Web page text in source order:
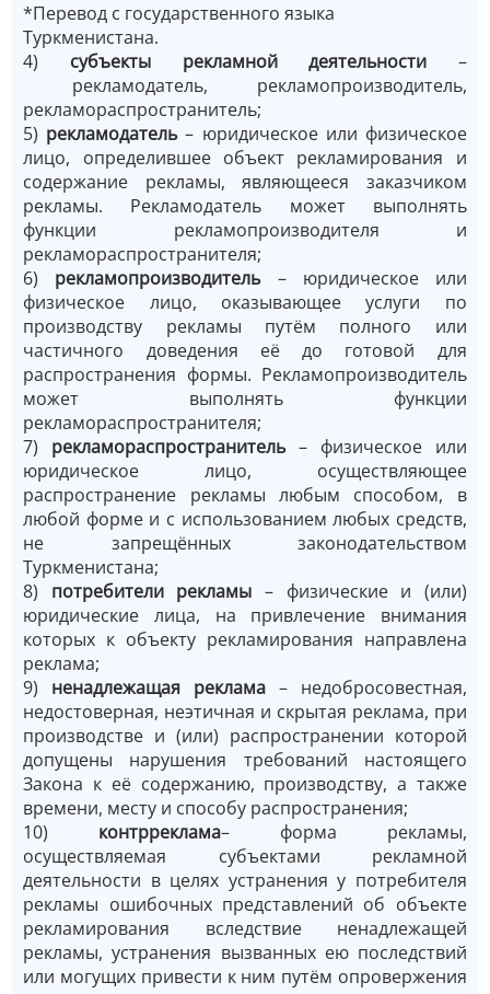
*Перевод с государственного языка
Туркменистана.
4) субъекты рекламной деятельности –
рекламодатель, рекламопроизводитель,
рекламораспространитель;
5) рекламодатель– юридическое или физическое
лицо, определившее объект рекламирования и
содержание рекламы, являющееся заказчиком
рекламы. Рекламодатель может выполнять
функции рекламопроизводителя и
рекламораспространителя;
6) рекламопроизводитель– юридическое или
физическое лицо, оказывающее услуги по
производству рекламы путём полного или
частичного доведения её до готовой для
распространения формы. Рекламопроизводитель
может выполнять функции
рекламораспространителя;
7) рекламораспространитель– физическое или
юридическое лицо, осуществляющее
распространение рекламы любым способом, в
любой форме и с использованием любых средств,
не запрещённых законодательством
Туркменистана;
8) потребители рекламы – физические и (или)
юридические лица, на привлечение внимания
которых к объекту рекламирования направлена
реклама;
9) ненадлежащая реклама – недобросовестная,
недостоверная, неэтичная и скрытая реклама, при
производстве и (или) распространении которой
допущены нарушения требований настоящего
Закона к её содержанию, производству, а также
времени, месту и способу распространения;
10) контрреклама– форма рекламы,
осуществляемая субъектами рекламной
деятельности в целях устранения у потребителя
рекламы ошибочных представлений об объекте
рекламирования вследствие ненадлежащей
рекламы, устранения вызванных ею последствий
или могущих привести к ним путём опровержения